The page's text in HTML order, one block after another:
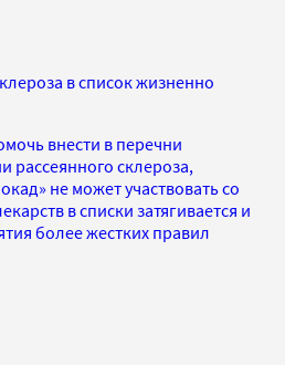
в список жизненно
внести в перечни
рассеянного склероза,
не может участвовать со
в списки затягивается и
более жестких правил